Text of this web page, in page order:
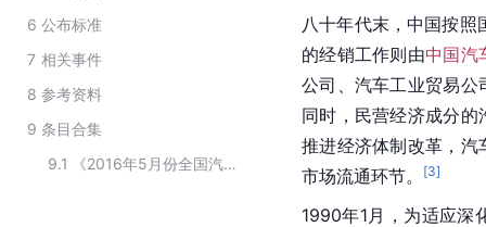
6 公布标准
7 相关事件
8 参考资料
9 条目合集
9.1
《2016年5月份全国汽车信息发布会》的举办单位
八十年代末，中国按照
的经销工作则由中国汽
公司、汽车工业贸易公
同时，民营经济成分
推进经济体制改革，汽
市场流通环节。
[3]
1990年1月，为适应深